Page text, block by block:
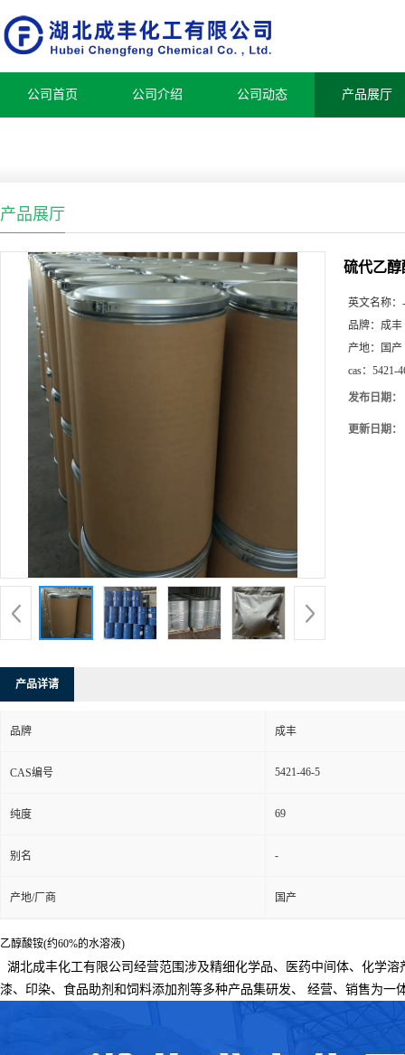
公司首页 公司介绍 公司动态 产品展厅
产品展厅
硫代乙醇
英文名称： -
品牌： 成丰
产地：
国产
cas： 5421-
发布日期：
更新日期：
产品详请
品牌 成丰
CAS编号 5421-46-5
纯度 69
别名 -
产地/厂商 国产
乙醇酸铵(约60%的水溶液)
湖北成丰化工有限公司经营范围涉及精细化学品、医药中间体、化学
漆、印染、食品助剂和饲料添加剂等多种产品集研发、
经营、销售为一